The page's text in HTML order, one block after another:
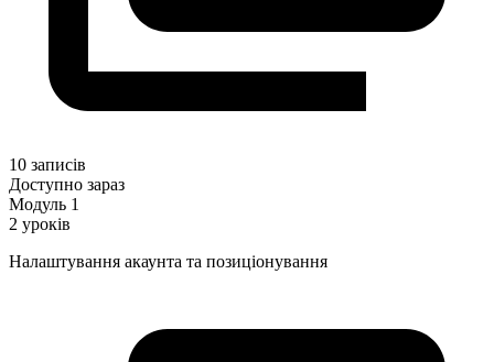
10 записів
Доступно зараз
Модуль 1
2 уроків
Налаштування акаунта та позиціонування